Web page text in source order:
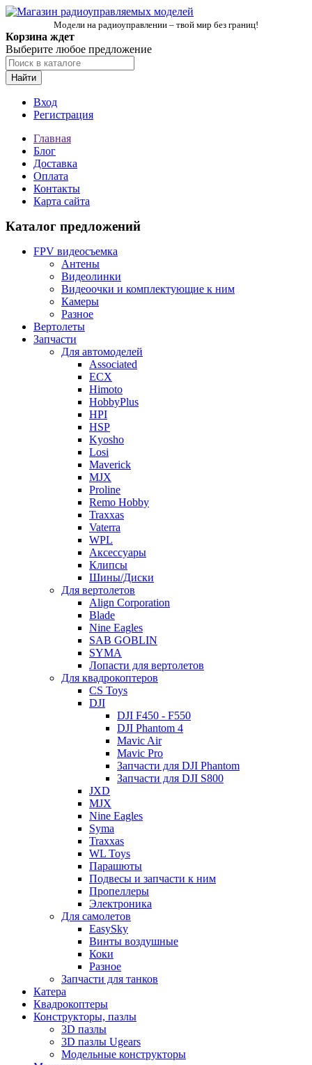
Модели на радиоуправлении – твой мир без границ!
Корзина ждет
Выберите любое предложение
Найти
Вход
Регистрация
Главная
Блог
Доставка
Оплата
Контакты
Карта сайта
Каталог предложений
FPV видеосъемка
Антены
Видеолинки
Видеоочки и комплектующие к ним
Камеры
Разное
Вертолеты
Запчасти
Для автомоделей
Associated
ECX
Himoto
HobbyPlus
HPI
HSP
Kyosho
Losi
Maverick
MJX
Proline
Remo Hobby
Traxxas
Vaterra
WPL
Аксессуары
Клипсы
Шины/Диски
Для вертолетов
Align Corporation
Blade
Nine Eagles
SAB GOBLIN
SYMA
Лопасти для вертолетов
Для квадрокоптеров
CS Toys
DJI
DJI F450 - F550
DJI Phantom 4
Mavic Air
Mavic Pro
Запчасти для DJI Phantom
Запчасти для DJI S800
JXD
MJX
Nine Eagles
Syma
Traxxas
WL Toys
Парашюты
Подвесы и запчасти к ним
Пропеллеры
Электроника
Для самолетов
EasySky
Винты воздушные
Коки
Разное
Запчасти для танков
Катера
Квадрокоптеры
Конструкторы, пазлы
3D пазлы
3D пазлы Ugears
Модельные конструкторы